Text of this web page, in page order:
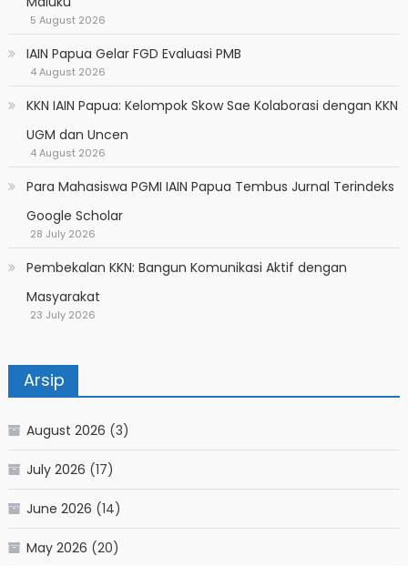
5 August 2026
IAIN Papua Gelar FGD Evaluasi PMB
4 August 2026
KKN IAIN Papua: Kelompok Skow Sae Kolaborasi dengan KKN
UGM dan Uncen
4 August 2026
Para Mahasiswa PGMI IAIN Papua Tembus Jurnal Terindeks
Google Scholar
28 July 2026
Pembekalan KKN: Bangun Komunikasi Aktif dengan
Masyarakat
23 July 2026
Arsip
August 2026 (3)
July 2026 (17)
June 2026 (14)
May 2026 (20)